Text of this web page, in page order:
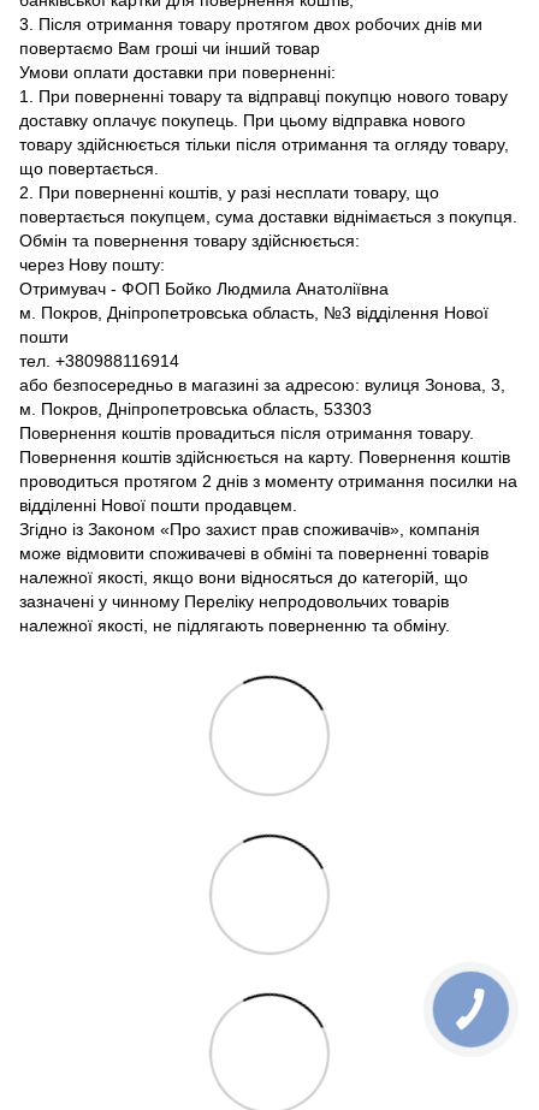
3. Після отримання товару протягом двох робочих днів ми
повертаємо Вам гроші чи інший товар
Умови оплати доставки при поверненні:
1. При поверненні товару та відправці покупцю нового товару
доставку оплачує покупець. При цьому відправка нового
товару здійснюється тільки після отримання та огляду товару,
що повертається.
2. При поверненні коштів, у разі несплати товару, що
повертається покупцем, сума доставки віднімається з покупця.
Обмін та повернення товару здійснюється:
через Нову пошту:
Отримувач - ФОП Бойко Людмила Анатоліївна
м. Покров, Дніпропетровська область, №3 відділення Нової
пошти
тел. +380988116914
або безпосередньо в магазині за адресою: вулиця Зонова, 3,
м. Покров, Дніпропетровська область, 53303
Повернення коштів провадиться після отримання товару.
Повернення коштів здійснюється на карту. Повернення коштів
проводиться протягом 2 днів з моменту отримання посилки на
відділенні Нової пошти продавцем.
Згідно із Законом «Про захист прав споживачів», компанія
може відмовити споживачеві в обміні та поверненні товарів
належної якості, якщо вони відносяться до категорій, що
зазначені у чинному Переліку непродовольчих товарів
належної якості, не підлягають поверненню та обміну.